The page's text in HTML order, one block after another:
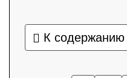
К содержанию